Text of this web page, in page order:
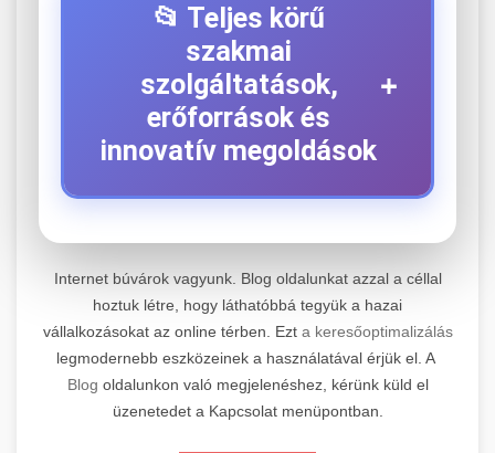
📂 Teljes körű
szakmai
szolgáltatások,
erőforrások és
innovatív megoldások
+
+
Kiemelkedő szakértelemmel rendelkező
elektromos roller javítási és átfogó
karbantartási szolgáltatásokat kínálunk minden
jelentős gyártó és modell számára. Tapasztalt
technikusaink a legmodernebb diagnosztikai
📊 2. Online Marketing
Ügynökség
+
Átfogó és eredményorientált online marketing
Internet búvárok vagyunk. Blog oldalunkat azzal a céllal
hoztuk létre, hogy láthatóbbá tegyük a hazai
vállalkozásokat az online térben. Ezt a keresőoptimalizálás
legmodernebb eszközeinek a használatával érjük el. A
Blog oldalunkon való megjelenéshez, kérünk küld el
üzenetedet a Kapcsolat menüpontban.